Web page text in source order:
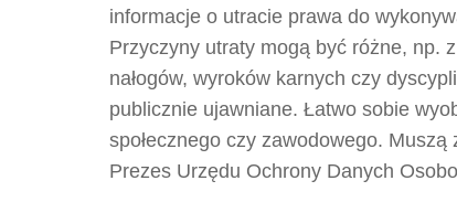
informacje o utracie prawa do
Przyczyny utraty mogą być różne, np.
nałogów, wyroków karnych czy
publicznie ujawniane. Łatwo sobie
społecznego czy zawodowego.
Prezes Urzędu Ochrony Danych